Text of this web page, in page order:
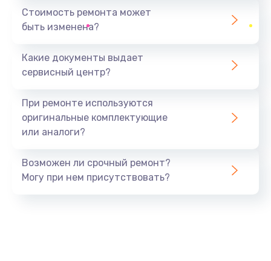
1440 руб.
Ремонт южного моста
Замена батарейки BIOS
Заказать
Стоимость ремонта может
быть изменена?
Какие документы выдает
сервисный центр?
При ремонте используются
оригинальные комплектующие
или аналоги?
Возможен ли срочный ремонт?
Могу при нем присутствовать?